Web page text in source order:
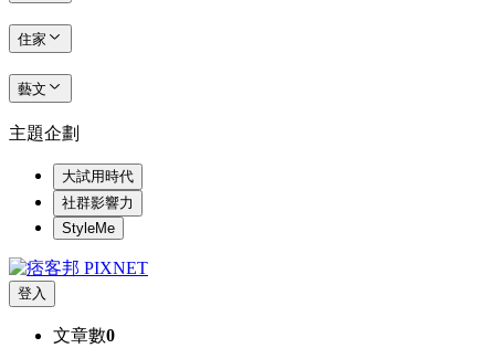
住家
藝文
主題企劃
大試用時代
社群影響力
StyleMe
登入
文章數0